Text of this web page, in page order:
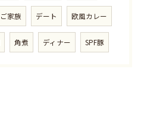
ご家族 デート 欧風カレー
角煮 ディナー SPF豚